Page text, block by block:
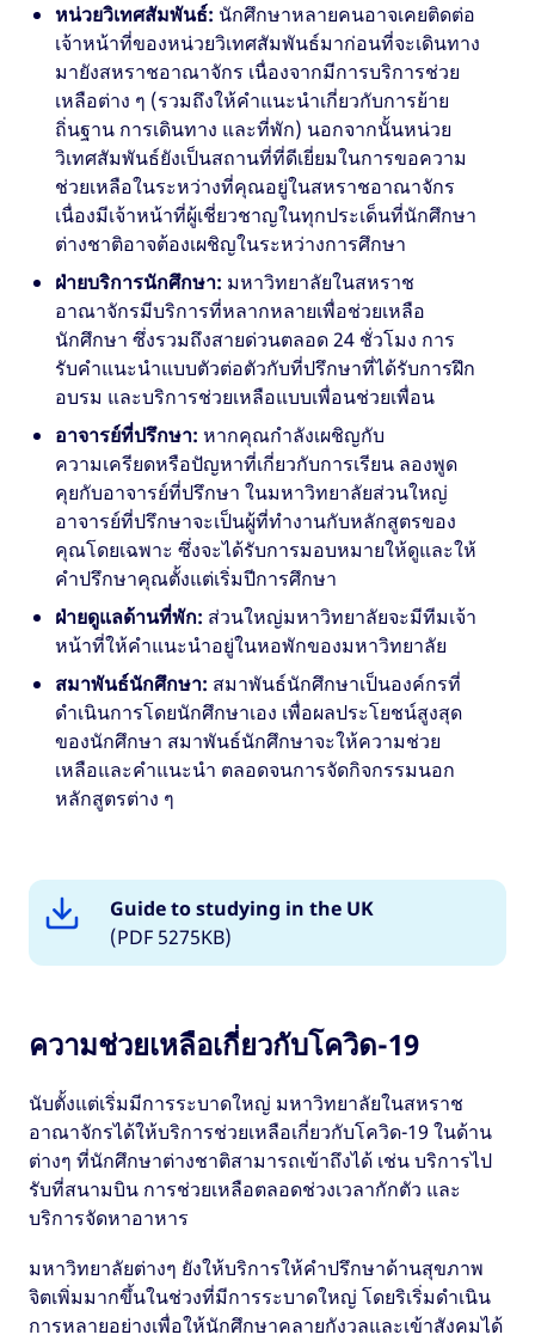
หน่วยวิเทศสัมพันธ์: นักศึกษาหลายคนอาจเคยติดต่อ
เจ้าหน้าที่ของหน่วยวิเทศสัมพันธ์มาก่อนที่จะเดินทาง
มายังสหราชอาณาจักร เนื่องจากมีการบริการช่วย
เหลือต่าง ๆ (รวมถึงให้คำแนะนำเกี่ยวกับการย้าย
ถิ่นฐาน การเดินทาง และที่พัก) นอกจากนั้นหน่วย
วิเทศสัมพันธ์ยังเป็นสถานที่ที่ดีเยี่ยมในการขอความ
ช่วยเหลือในระหว่างที่คุณอยู่ในสหราชอาณาจักร
เนื่องมีเจ้าหน้าที่ผู้เชี่ยวชาญในทุกประเด็นที่นักศึกษา
ต่างชาติอาจต้องเผชิญในระหว่างการศึกษา
ฝ่ายบริการนักศึกษา: มหาวิทยาลัยในสหราช
อาณาจักรมีบริการที่หลากหลายเพื่อช่วยเหลือ
นักศึกษา ซึ่งรวมถึงสายด่วนตลอด 24 ชั่วโมง การ
รับคำแนะนำแบบตัวต่อตัวกับที่ปรึกษาที่ได้รับการฝึก
อบรม และบริการช่วยเหลือแบบเพื่อนช่วยเพื่อน
อาจารย์ที่ปรึกษา: หากคุณกำลังเผชิญกับ
ความเครียดหรือปัญหาที่เกี่ยวกับการเรียน ลองพูด
คุยกับอาจารย์ที่ปรึกษา ในมหาวิทยาลัยส่วนใหญ่
อาจารย์ที่ปรึกษาจะเป็นผู้ที่ทำงานกับหลักสูตรของ
คุณโดยเฉพาะ ซึ่งจะได้รับการมอบหมายให้ดูและให้
คำปรึกษาคุณตั้งแต่เริ่มปีการศึกษา
ฝ่ายดูแลด้านที่พัก: ส่วนใหญ่มหาวิทยาลัยจะมีทีมเจ้า
หน้าที่ให้คำแนะนำอยู่ในหอพักของมหาวิทยาลัย
สมาพันธ์นักศึกษา: สมาพันธ์นักศึกษาเป็นองค์กรที่
ดำเนินการโดยนักศึกษาเอง เพื่อผลประโยชน์สูงสุด
ของนักศึกษา สมาพันธ์นักศึกษาจะให้ความช่วย
เหลือและคำแนะนำ ตลอดจนการจัดกิจกรรมนอก
หลักสูตรต่าง ๆ
Guide to studying in the UK
(PDF 5275KB)
ความช่วยเหลือเกี่ยวกับโควิด-19
นับตั้งแต่เริ่มมีการระบาดใหญ่ มหาวิทยาลัยในสหราช
อาณาจักรได้ให้บริการช่วยเหลือเกี่ยวกับโควิด-19 ในด้าน
ต่างๆ ที่นักศึกษาต่างชาติสามารถเข้าถึงได้ เช่น บริการไป
รับที่สนามบิน การช่วยเหลือตลอดช่วงเวลากักตัว และ
บริการจัดหาอาหาร
มหาวิทยาลัยต่างๆ ยังให้บริการให้คำปรึกษาด้านสุขภาพ
จิตเพิ่มมากขึ้นในช่วงที่มีการระบาดใหญ่ โดยริเริ่มดำเนิน
การหลายอย่างเพื่อให้นักศึกษาคลายกังวลและเข้าสังคมได้